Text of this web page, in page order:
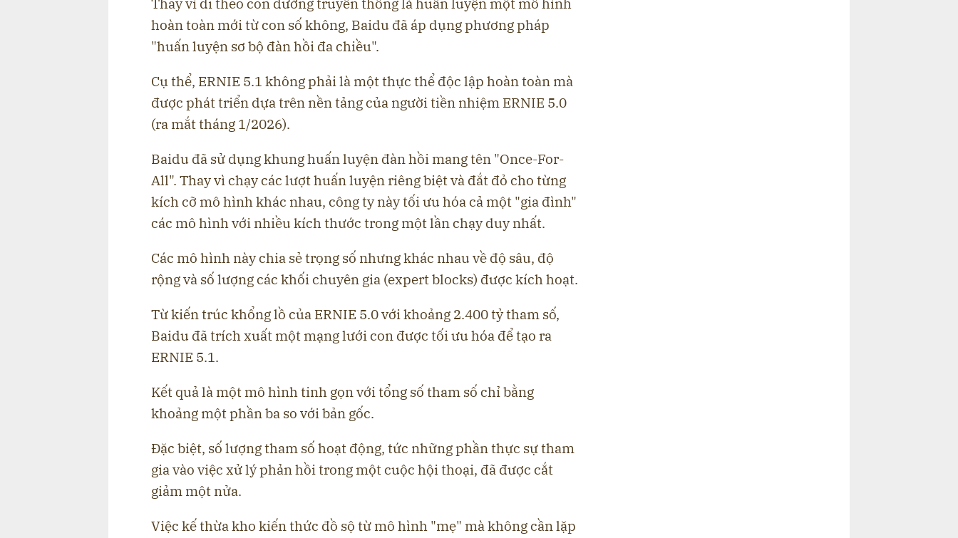
Thay vì đi theo con đường truyền thống là huấn luyện một mô hình
hoàn toàn mới từ con số không, Baidu đã áp dụng phương pháp
"huấn luyện sơ bộ đàn hồi đa chiều".
Cụ thể, ERNIE 5.1 không phải là một thực thể độc lập hoàn toàn mà
được phát triển dựa trên nền tảng của người tiền nhiệm ERNIE 5.0
(ra mắt tháng 1/2026).
Baidu đã sử dụng khung huấn luyện đàn hồi mang tên "Once-For-
All". Thay vì chạy các lượt huấn luyện riêng biệt và đắt đỏ cho từng
kích cỡ mô hình khác nhau, công ty này tối ưu hóa cả một "gia đình"
các mô hình với nhiều kích thước trong một lần chạy duy nhất.
Các mô hình này chia sẻ trọng số nhưng khác nhau về độ sâu, độ
rộng và số lượng các khối chuyên gia (expert blocks) được kích hoạt.
Từ kiến trúc khổng lồ của ERNIE 5.0 với khoảng 2.400 tỷ tham số,
Baidu đã trích xuất một mạng lưới con được tối ưu hóa để tạo ra
ERNIE 5.1.
Kết quả là một mô hình tinh gọn với tổng số tham số chỉ bằng
khoảng một phần ba so với bản gốc.
Đặc biệt, số lượng tham số hoạt động, tức những phần thực sự tham
gia vào việc xử lý phản hồi trong một cuộc hội thoại, đã được cắt
giảm một nửa.
Việc kế thừa kho kiến thức đồ sộ từ mô hình "mẹ" mà không cần lặp